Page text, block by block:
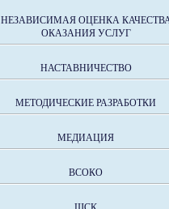
НЕЗАВИСИМАЯ ОЦЕНКА
ОКАЗАНИЯ УСЛУГ
НАСТАВНИЧЕСТВО
МЕТОДИЧЕСКИЕ РАЗРАБОТКИ
МЕДИАЦИЯ
ВСОКО